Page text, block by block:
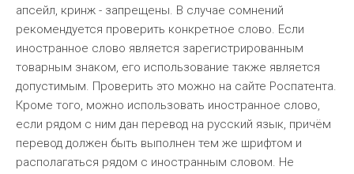
апсейл, кринж - запрещены. В случае сомнений
рекомендуется проверить конкретное слово. Если
иностранное слово является зарегистрированным
товарным знаком, его использование также является
допустимым. Проверить это можно на сайте Роспатента.
Кроме того, можно использовать иностранное слово,
если рядом с ним дан перевод на русский язык, причём
перевод должен быть выполнен тем же шрифтом и
располагаться рядом с иностранным словом. Не